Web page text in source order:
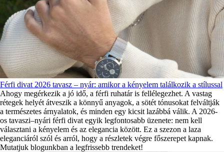
Férfi divat 2026 tavasz – nyár: amikor a kényelem találkozik a stílussal
Ahogy megérkezik a jó idő, a férfi ruhatár is fellélegezhet. A vastag
rétegek helyét átveszik a könnyű anyagok, a sötét tónusokat felváltják
a természetes árnyalatok, és minden egy kicsit lazábbá válik. A 2026-
os tavaszi–nyári férfi divat egyik legfontosabb üzenete: nem kell
választani a kényelem és az elegancia között. Ez a szezon a laza
eleganciáról szól és arról, hogy a részletek végre főszerepet kapnak.
Mutatjuk blogunkban a legfrissebb trendeket!